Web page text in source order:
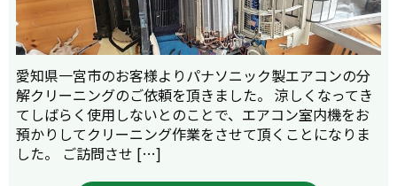
愛知県一宮市のお客様よりパナソニック製エアコンの分
解クリーニングのご依頼を頂きました。 涼しくなってき
てしばらく使用しないとのことで、エアコン室内機をお
預かりしてクリーニング作業をさせて頂くことになりま
した。 ご訪問させ […]